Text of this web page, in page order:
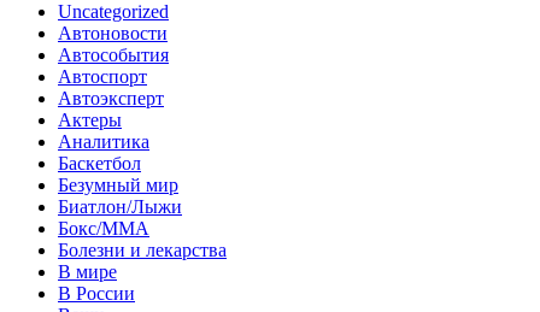
Uncategorized
Автоновости
Автособытия
Автоспорт
Автоэксперт
Актеры
Аналитика
Баскетбол
Безумный мир
Биатлон/Лыжи
Бокс/MMA
Болезни и лекарства
В мире
В России